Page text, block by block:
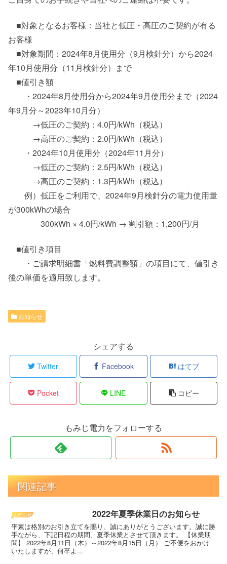
■対象となるお客様：当社と低圧・高圧のご契約が有る
お客様
■対象期間：2024年8月使用分（9月検針分）から2024
年10月使用分（11月検針分）まで
■値引き額
・2024年8月使用分から2024年9月使用分まで（2024
年9月分～2023年10月分）
→低圧のご契約：4.0円/kWh（税込）
→高圧のご契約：2.0円/kWh（税込）
・2024年10月使用分（2024年11月分）
→低圧のご契約：2.5円/kWh（税込）
→高圧のご契約：1.3円/kWh（税込）
例）低圧をご利用で、2024年9月検針分の電力使用量
が300kWhの場合
300kWh × 4.0円/kWh → 割引額：1,200円/月
■値引き項目
・ご請求明細書「燃料費調整額」の項目にて、値引き
後の単価を適用致します。
お知らせ
シェアする
Twitter Facebook はてブ
Pocket LINE コピー
もみじ電力をフォローする
関連記事
お知らせ 2022年夏季休業日のお知らせ
平素は格別のお引き立てを賜り、誠にありがとうございます。誠に勝
手ながら、下記日程の期間、夏季休業とさせて頂きます。 【休業期
間】 2022年8月11日（木）～2022年8月15日（月） ご不便をおかけ
いたしますが、何卒よ...